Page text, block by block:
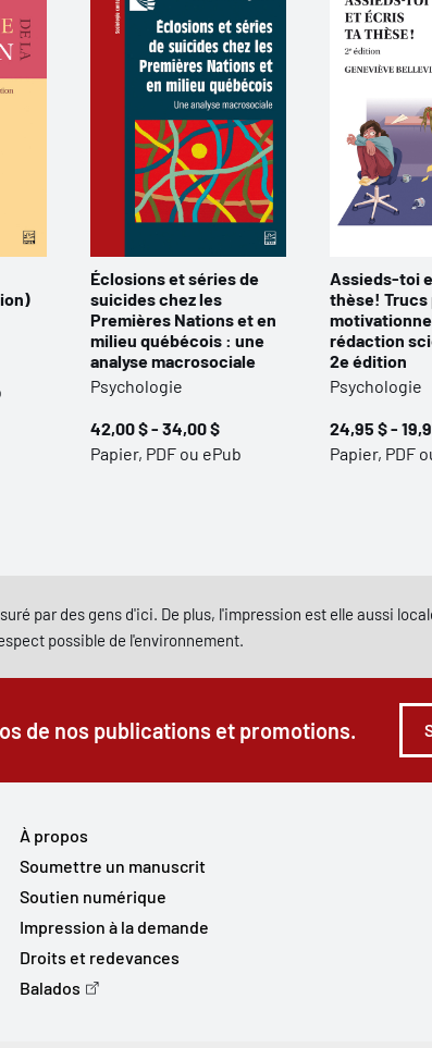
Éclosions et séries de
suicides chez les
Premières Nations et en
milieu québécois : une
analyse macrosociale
Psychologie
42,00 $ - 34,00 $
Papier, PDF ou ePub
Assieds-toi
thèse!
rédaction
2e édition
Psychologie
24,95 $ -
Papier, PDF
par des gens d'ici. De plus, l'impression est elle aussi
possible de l'environnement.
de nos publications et promotions.
À propos
Soumettre un manuscrit
Soutien numérique
Impression à la demande
Droits et redevances
Balados